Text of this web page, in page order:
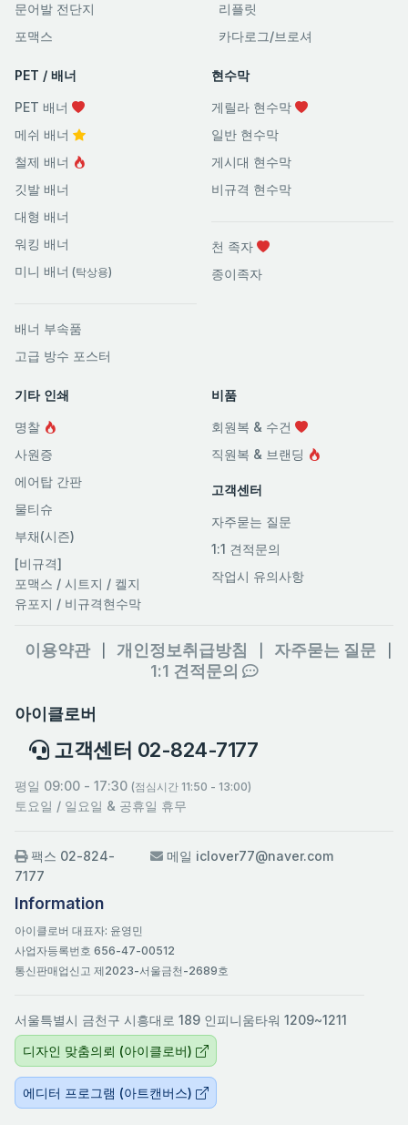
문어발 전단지
포맥스
리플릿
카다로그/브로셔
PET / 배너
PET 배너
메쉬 배너
철제 배너
깃발 배너
대형 배너
워킹 배너
미니 배너 (탁상용)
배너 부속품
고급 방수 포스터
현수막
게릴라 현수막
일반 현수막
게시대 현수막
비규격 현수막
천 족자
종이족자
기타 인쇄
명찰
사원증
에어탑 간판
물티슈
부채(시즌)
[비규격]
포맥스 / 시트지 / 켈지
유포지 / 비규격현수막
비품
회원복 & 수건
직원복 & 브랜딩
고객센터
자주묻는 질문
1:1 견적문의
작업시 유의사항
이용약관 개인정보취급방침 자주묻는 질문
1:1 견적문의
아이클로버
고객센터 02-824-7177
평일 09:00 - 17:30 (점심시간 11:50 - 13:00)
토요일 / 일요일 & 공휴일 휴무
팩스 02-824-
7177
메일 iclover77@naver.com
Information
아이클로버 대표자: 윤영민
사업자등록번호 656-47-00512
통신판매업신고 제2023-서울금천-2689호
서울특별시 금천구 시흥대로 189 인피니움타워 1209~1211
디자인 맞춤의뢰 (아이클로버)
에디터 프로그램 (아트캔버스)